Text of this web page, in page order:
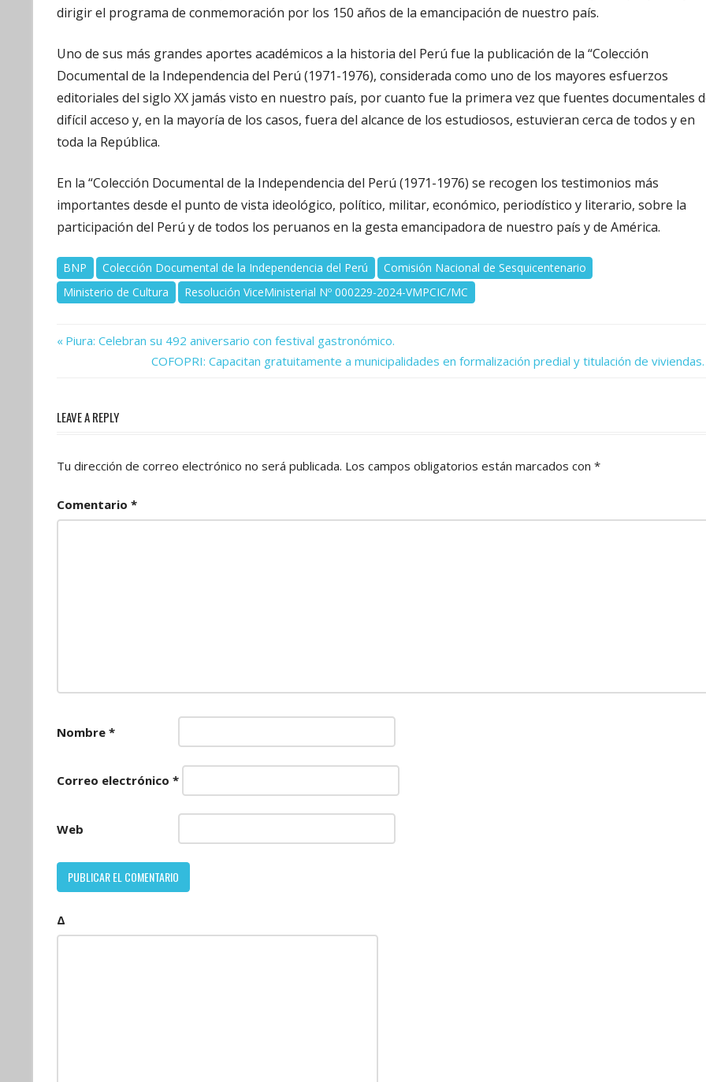
dirigir el programa de conmemoración por los 150 años de la emancipación de nuestro país.
Uno de sus más grandes aportes académicos a la historia del Perú fue la publicación de la “Colección
Documental de la Independencia del Perú (1971-1976), considerada como uno de los mayores esfuerzos
editoriales del siglo XX jamás visto en nuestro país, por cuanto fue la primera vez que fuentes documentales
difícil acceso y, en la mayoría de los casos, fuera del alcance de los estudiosos, estuvieran cerca de todos y en
toda la República.
En la “Colección Documental de la Independencia del Perú (1971-1976) se recogen los testimonios más
importantes desde el punto de vista ideológico, político, militar, económico, periodístico y literario, sobre la
participación del Perú y de todos los peruanos en la gesta emancipadora de nuestro país y de América.
BNP Colección Documental de la Independencia del Perú
Comisión Nacional de Sesquicentenario
Ministerio de Cultura
Resolución ViceMinisterial Nº 000229-2024-VMPCIC/MC
Navegación
entradas
Previous
Piura: Celebran su 492 aniversario con festival gastronómico.
Next
COFOPRI: Capacitan gratuitamente a municipalidades en formalización predial y titulación de viviendas.
LEAVE A REPLY
Tu dirección de correo electrónico no será publicada. Los campos obligatorios están marcados con *
Comentario *
Nombre *
Correo electrónico *
Web
Δ